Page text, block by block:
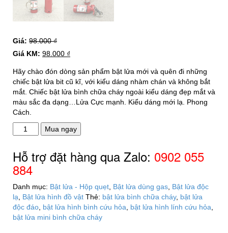
Giá: 98.000₫
Giá KM: 98.000 ₫
Hãy chào đón dòng sản phẩm bật lửa mới và quên đi những
chiếc bật lửa bit cũ kĩ, với kiểu dáng nhàm chán và không bắt
mắt. Chiếc bật lửa bình chữa cháy ngoài kiểu dáng đẹp mắt và
màu sắc đa dạng…Lửa Cực mạnh. Kiểu dáng mới lạ. Phong
Cách.
lửa
bình
chữa
số
lượng
Mua ngay
Hỗ trợ đặt hàng qua Zalo: 0902 055
884
Danh mục: Bật lửa - Hộp quẹt Bật lửa dùng gas Bật lửa độc
lạ
Bật lửa hình đồ vật Thẻ: bật lửa bình chữa cháy, bật lửa
độc đáo bật lửa hình bình cứu hỏa bật lửa hình lính cứu hỏa
bật lửa mini bình chữa cháy